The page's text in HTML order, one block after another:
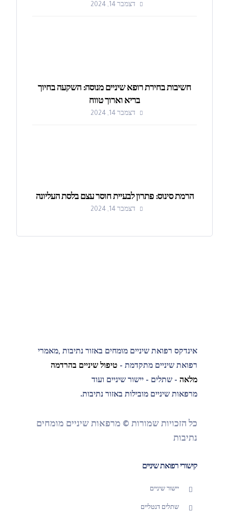
דצמבר 14, 2024
חשיבות בחירת רופא שיניים מנוסה: השקעה בחיוך
בריא וארוך טווח
דצמבר 14, 2024
הרמת סינוס: פתרון לבעיית חוסר עצם בלסת העליונה
דצמבר 14, 2024
אינדקס רפואת שיניים מומחים באזור נתיבות ,מאמרי
רפואת שיניים מתקדמת - טיפול שיניים בהרדמה
מלאה - שתלים - יישור שיניים ועוד
מרפאות שיניים מובילות באזור נתיבות.
כל הזכויות שמורות © מרפאות שיניים מומחים
נתיבות
קישורי רפואת שיניים
יישור שיניים
שתלים דנטליים